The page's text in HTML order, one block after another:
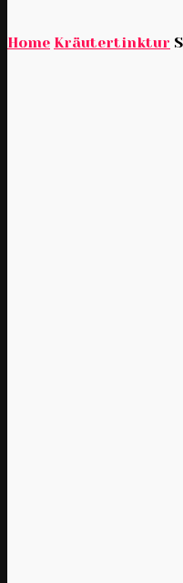
Home Kräutertinktur